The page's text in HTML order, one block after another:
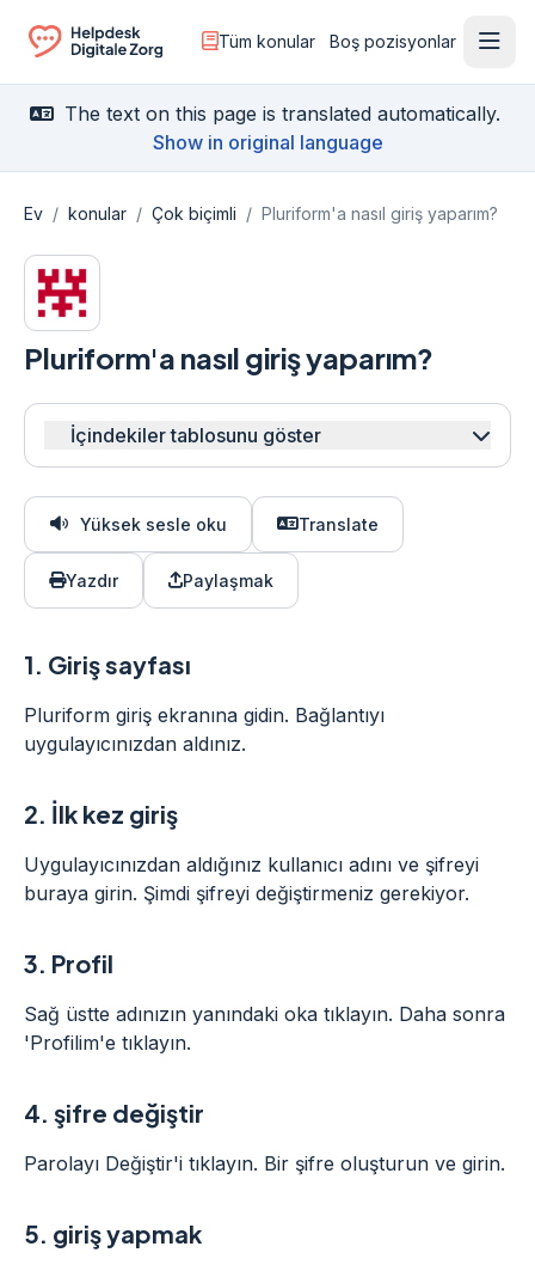
Ga naar de homepagina
Tüm konular Boş pozisyonlar
The text on this page is translated automatically.
Show in original language
Ev / konular / Çok biçimli / Pluriform'a nasıl giriş yaparım?
Pluriform'a nasıl giriş yaparım?
İçindekiler tablosunu göster
Yüksek sesle oku Translate
Yazdır Paylaşmak
1. Giriş sayfası
Pluriform giriş ekranına gidin. Bağlantıyı
uygulayıcınızdan aldınız.
2. İlk kez giriş
Uygulayıcınızdan aldığınız kullanıcı adını ve şifreyi
buraya girin. Şimdi şifreyi değiştirmeniz gerekiyor.
3. Profil
Sağ üstte adınızın yanındaki oka tıklayın. Daha sonra
'Profilim'e tıklayın.
4. şifre değiştir
Parolayı Değiştir'i tıklayın. Bir şifre oluşturun ve girin.
5. giriş yapmak